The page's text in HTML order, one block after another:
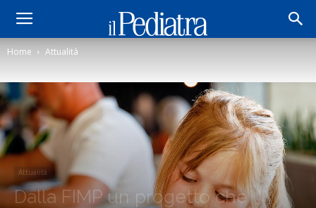
Home Attualità
Attualità
Dalla FIMP un progetto che